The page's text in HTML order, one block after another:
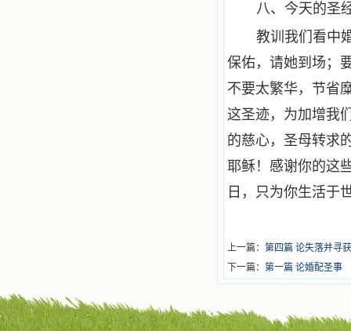
八、今天的圣
教训我们看中
保佑，请她到场；
不要太繁华，节省
这圣迹，为加增我
的慈心，圣母转求
耶稣！感谢你的这
日，只为你生活于
上一篇： 第四篇 论失落并寻
下一篇： 第一篇 论婚配圣事